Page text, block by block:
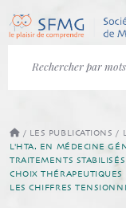
/ LES PUBLICATIONS /
L'HTA. EN MÉDECINE
TRAITEMENTS
CHOIX THÉRAPEUTIQUES
LES CHIFFRES